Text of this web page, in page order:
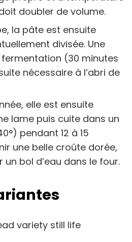
doubler de volume.
la pâte est ensuite
divisée. Une
(30 minutes
nécessaire à l’abri de
elle est ensuite
lame puis cuite dans un
pendant 12 à 15
une belle croûte dorée,
bol d’eau dans le four.